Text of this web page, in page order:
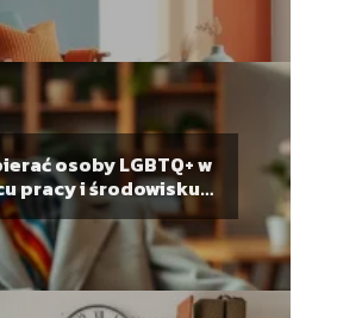
osoby LGBTQ+ w
pracy i środowisku
lokalnym?